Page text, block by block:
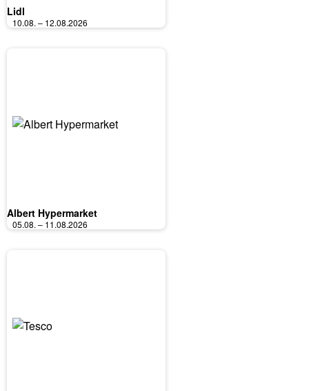
Lidl
10.08. – 12.08.2026
Albert Hypermarket
05.08. – 11.08.2026